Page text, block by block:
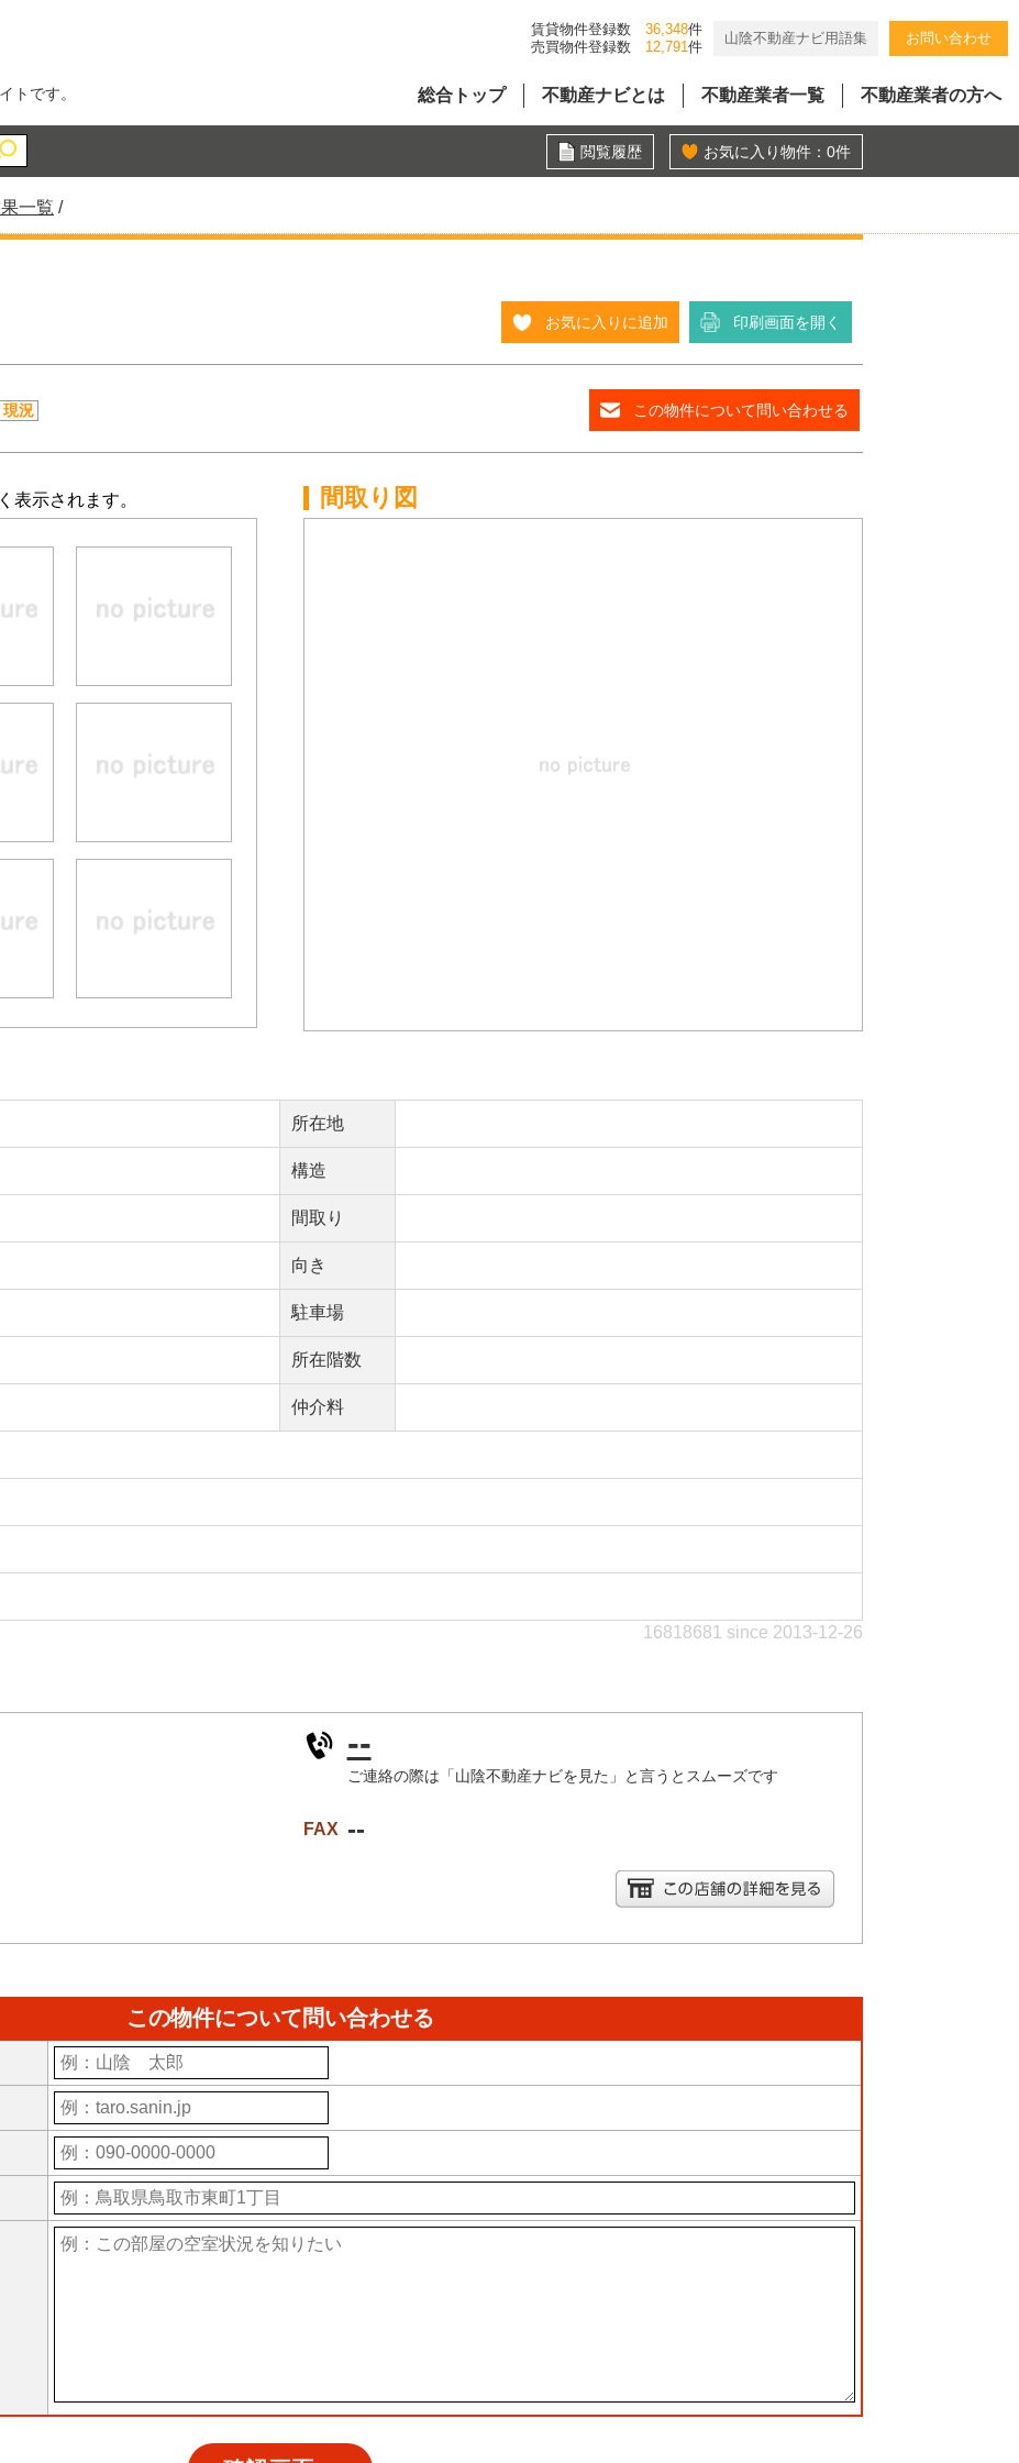
トです。
賃貸物件登録数 36,348件
売買物件登録数
12,791件
山陰不動産ナビ用語集 お問い合わせ
総合トップ 不動産ナビとは 不動産業者一覧 不動産業者の方へ
閲覧履歴 お気に入り物件： 0件
一覧 /
お気に入りに追加 印刷画面を開く
現況 この物件について問い合わせる
表示されます。 間取り図
所在地
構造
間取り
向き
駐車場
所在階数
仲介料
16818681 since 2013-12-26
--
ご連絡の際は「山陰不動産ナビを見た」と言うとスムーズです
FAX --